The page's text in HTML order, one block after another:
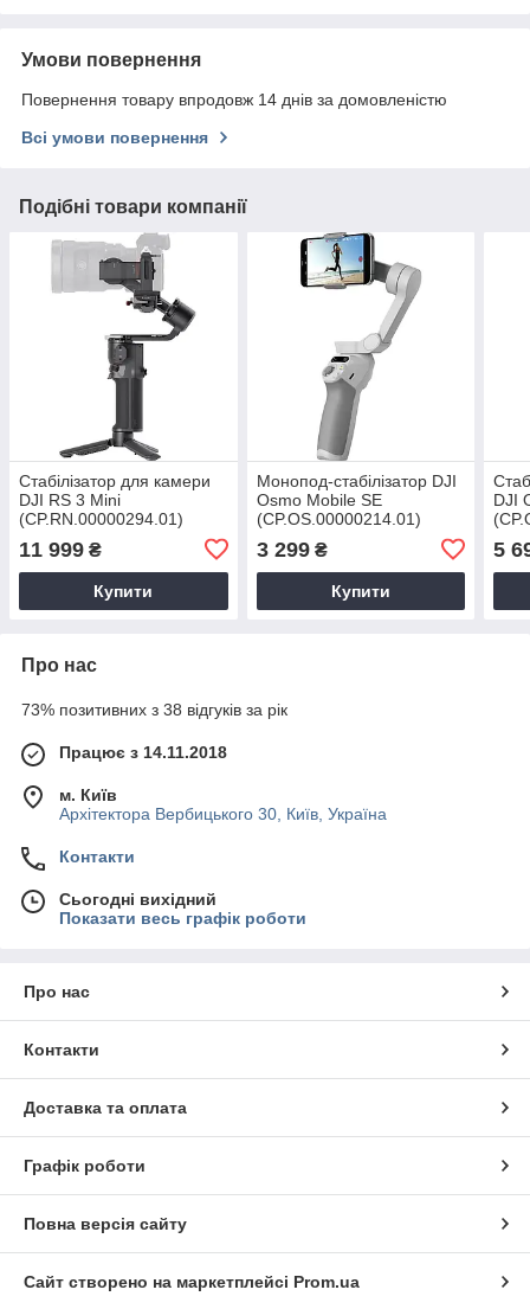
Умови повернення
Повернення товару впродовж 14 днів за домовленістю
Всі умови повернення
Подібні товари компанії
Стабілізатор для камери
DJI RS 3 Mini
(CP.RN.00000294.01)
11 999 ₴
Купити
Монопод-стабілізатор DJI
Osmo Mobile SE
(CP.OS.00000214.01)
3 299₴
Купити
DJI
5
Про нас
73% позитивних з 38 відгуків за рік
Працює з 14.11.2018
м. Київ
Архітектора Вербицького 30, Київ, Україна
Контакти
Сьогодні вихідний
Показати весь графік роботи
Про нас
Контакти
Доставка та оплата
Графік роботи
Повна версія сайту
Сайт створено на маркетплейсі Prom.ua